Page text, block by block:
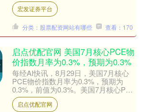
宏发证券平台
分类：股票配资网站有哪些 查看：170
启点优配官网 美国7月核心PCE物
价指数月率为0.3%，预期为0.3%
每经AI快讯，8月29日，美国7月核心
PCE物价指数月率为0.3%，预期为
0.3%，前值为0.3%。美国7月核心PCE
物价指数年率为2.9%，预期为2.9%，
前....
启点优配官网